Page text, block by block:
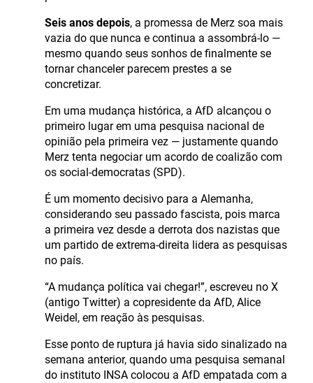
Seis anos depois, a promessa de Merz soa mais
vazia do que nunca e continua a assombrá-lo —
mesmo quando seus sonhos de finalmente se
tornar chanceler parecem prestes a se
concretizar.
Em uma mudança histórica, a AfD alcançou o
primeiro lugar em uma pesquisa nacional de
opinião pela primeira vez — justamente quando
Merz tenta negociar um acordo de coalizão com
os social-democratas (SPD).
É um momento decisivo para a Alemanha,
considerando seu passado fascista, pois marca
a primeira vez desde a derrota dos nazistas que
um partido de extrema-direita lidera as pesquisas
no país.
“A mudança política vai chegar!”, escreveu no X
(antigo Twitter) a copresidente da AfD, Alice
Weidel, em reação às pesquisas.
Esse ponto de ruptura já havia sido sinalizado na
semana anterior, quando uma pesquisa semanal
do instituto INSA colocou a AfD empatada com a